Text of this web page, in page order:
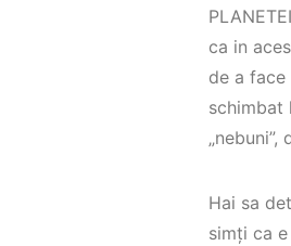
ca in
de a
schimbat
Hai sa
simți ca